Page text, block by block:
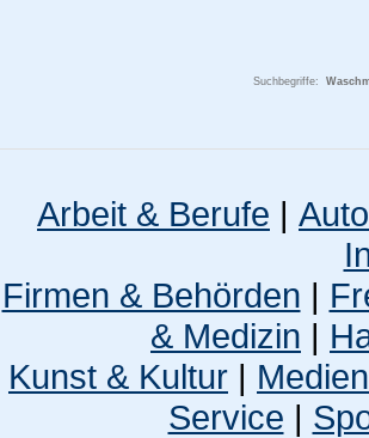
Suchbegriffe:
Arbeit & Berufe |
Firmen & Behörden |
& Medizin |
Kunst & Kultur |
Service |